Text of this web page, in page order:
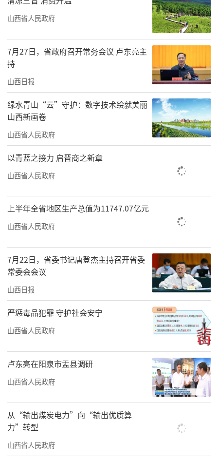
杨秀文温徐旺摄
责任编辑：李梓涵
山西省人民政府
7月27日，省政府召开常务会议 卢东亮主
持
山西日报
绿水青山“云”守护：数字技术绘就美丽
山西新画卷
山西省人民政府
以青蓝之接力 启晋商之新章
山西省人民政府
上半年全省地区生产总值为11747.07亿元
山西省人民政府
7月22日，省委书记唐登杰主持召开省委
常委会会议
山西日报
严惩毒品犯罪 守护社会安宁
山西省人民政府
卢东亮在阳泉市盂县调研
山西省人民政府
从“输出煤炭电力”向“输出优质算
力”转型
山西省人民政府